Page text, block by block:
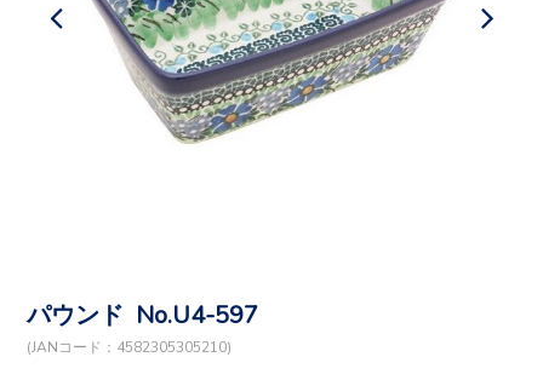
パウンド No.U4-597
(JANコード：4582305305210)